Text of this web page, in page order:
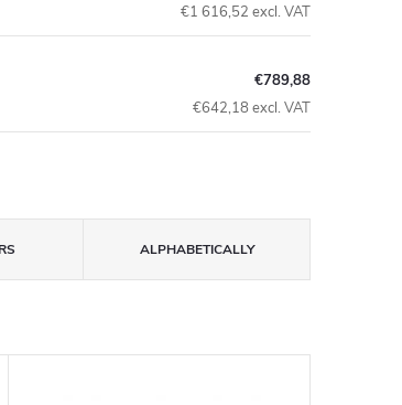
€1 616,52 excl. VAT
€789,88
€642,18 excl. VAT
ALPHABETICALLY